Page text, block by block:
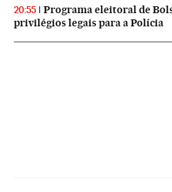
20:55
Programa eleitoral de
privilégios legais para a Polícia